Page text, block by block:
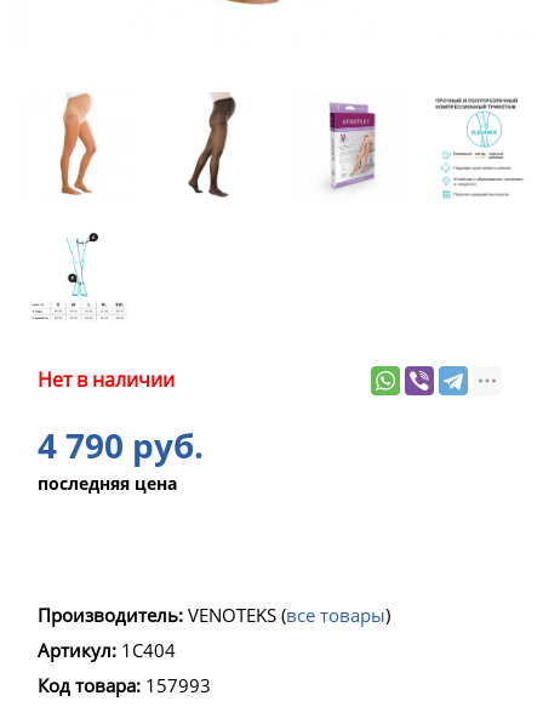
Нет в наличии
4 790 руб.
последняя цена
Производитель: VENOTEKS (все товары)
Артикул: 1С404
Код товара: 157993